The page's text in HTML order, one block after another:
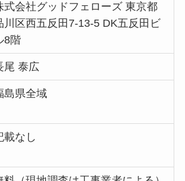
式会社グッドフェローズ 東京都
川区西五反田7-13-5 DK五反田ビ
8階
尾 泰広
島県全域
載なし